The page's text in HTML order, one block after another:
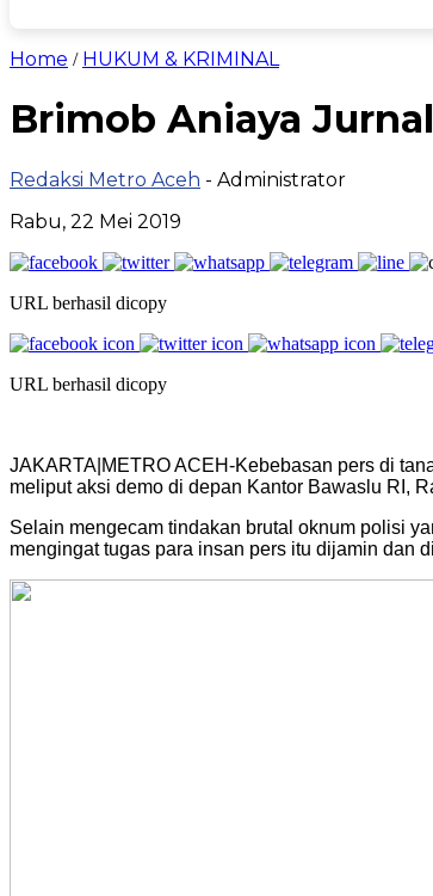
Home / HUKUM & KRIMINAL
Brimob Aniaya
Redaksi Metro Aceh - Administrator
Rabu, 22 Mei 2019
URL berhasil dicopy
URL berhasil dicopy
JAKARTA|METRO ACEH-Kebebasan pers di
meliput aksi demo di depan Kantor Bawaslu RI,
Selain mengecam tindakan brutal oknum polisi
mengingat tugas para insan pers itu dijamin dan